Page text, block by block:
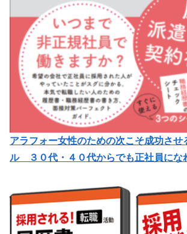
アラフォー女性のための次こそ成功させ
ル ３０代・４０代からでも正社員にな